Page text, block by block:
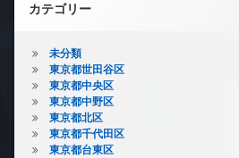
カテゴリー
未分類
東京都世田谷区
東京都中央区
東京都中野区
東京都北区
東京都千代田区
東京都台東区